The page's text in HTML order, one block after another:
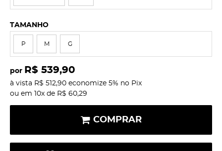
TAMANHO
P M G
por R$ 539,90
à vista R$ 512,90 economize 5% no Pix
ou em
10x de R$ 60,29
COMPRAR